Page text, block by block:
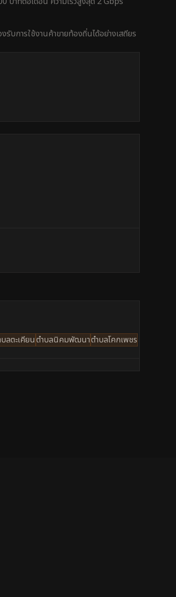
รับการใช้งานค้าขายท้องถิ่นได้อย่างเสถียร
ลตะเคียนตำบลนิคมพัฒนาตำบลโคกเพชร